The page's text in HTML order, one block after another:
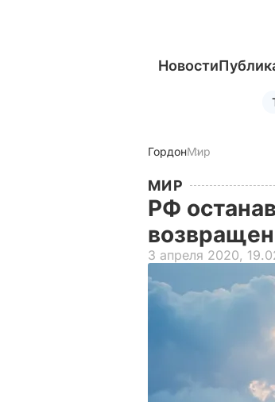
Новости
ГордонМир
МИР
РФ
3 апреля 2020,